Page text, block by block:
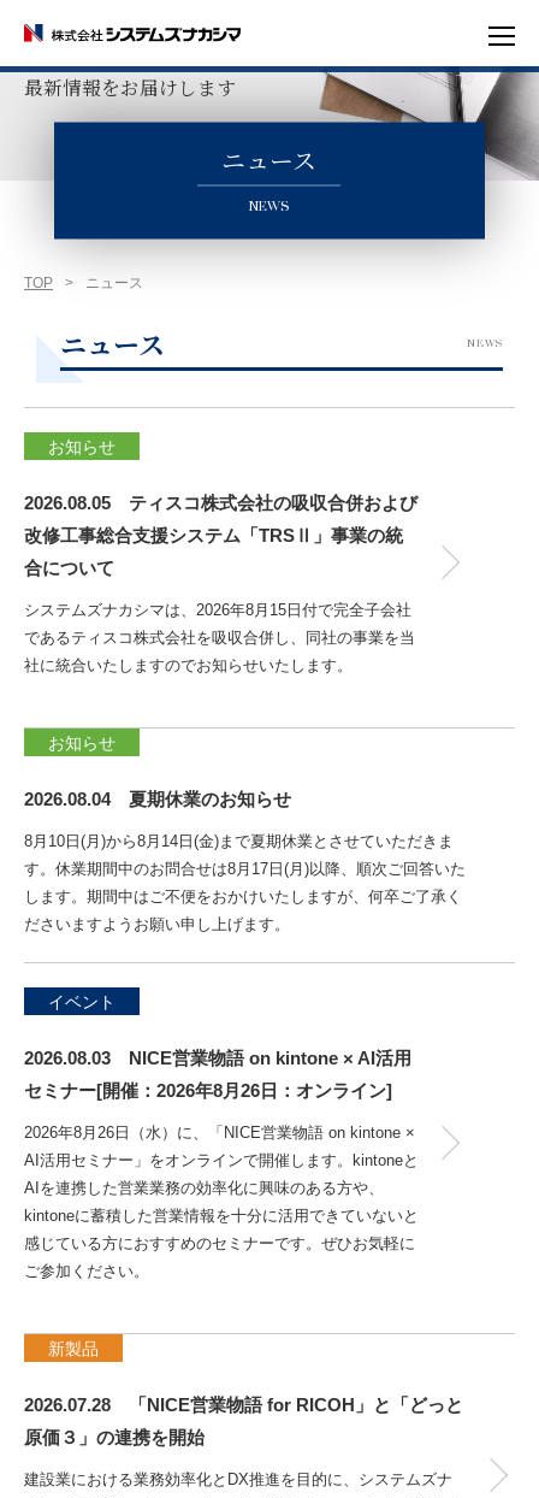
最新情報をお届けします
ニュース
NEWS
TOP > ニュース
ニュース NEWS
お知らせ
2026.08.05 ティスコ株式会社の吸収合併および
改修工事総合支援システム「TRSⅡ」事業の統
合について
システムズナカシマは、2026年8月15日付で完全子会社
であるティスコ株式会社を吸収合併し、同社の事業を当
社に統合いたしますのでお知らせいたします。
お知らせ
2026.08.04 夏期休業のお知らせ
8月10日(月)から8月14日(金)まで夏期休業とさせていただきま
す。休業期間中のお問合せは8月17日(月)以降、順次ご回答いた
します。期間中はご不便をおかけいたしますが、何卒ご了承く
ださいますようお願い申し上げます。
イベント
2026.08.03 NICE営業物語 on kintone × AI活用
セミナー[開催：2026年8月26日：オンライン]
2026年8月26日（水）に、「NICE営業物語 on kintone ×
AI活用セミナー」をオンラインで開催します。kintoneと
AIを連携した営業業務の効率化に興味のある方や、
kintoneに蓄積した営業情報を十分に活用できていないと
感じている方におすすめのセミナーです。ぜひお気軽に
ご参加ください。
新製品
2026.07.28 「NICE営業物語 for RICOH」と「どっと
原価３」の連携を開始
建設業における業務効率化とDX推進を目的に、システムズナ